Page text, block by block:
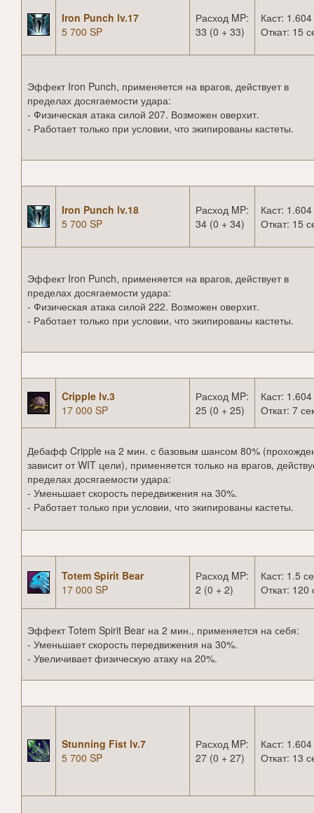
Iron Punch lv.17
5 700 SP
Расход MP:
33 (0 + 33)
Каст: 1.604
Откат: 15
Эффект Iron Punch, применяется на врагов, действует в
пределах досягаемости удара:
- Физическая атака силой 207. Возможен оверхит.
- Работает только при условии, что экипированы кастеты.
Iron Punch lv.18
5 700 SP
Расход MP:
34 (0 + 34)
Каст: 1.604
Откат: 15
Эффект Iron Punch, применяется на врагов, действует в
пределах досягаемости удара:
- Физическая атака силой 222. Возможен оверхит.
- Работает только при условии, что экипированы кастеты.
Cripple lv.3
17 000 SP
Расход MP:
25 (0 + 25)
Каст: 1.604
Откат: 7
Дебафф Cripple на 2 мин. с базовым шансом 80%
зависит от WIT цели), применяется только на врагов,
пределах досягаемости удара:
- Уменьшает скорость передвижения на 30%.
- Работает только при условии, что экипированы кастеты.
Totem Spirit Bear
17 000 SP
Расход MP:
2 (0 + 2)
Каст: 1.5
Откат: 120
Эффект Totem Spirit Bear на 2 мин., применяется на себя:
- Уменьшает скорость передвижения на 30%.
- Увеличивает физическую атаку на 20%.
Stunning Fist lv.7
5 700 SP
Расход MP:
27 (0 + 27)
Каст: 1.604
Откат: 13